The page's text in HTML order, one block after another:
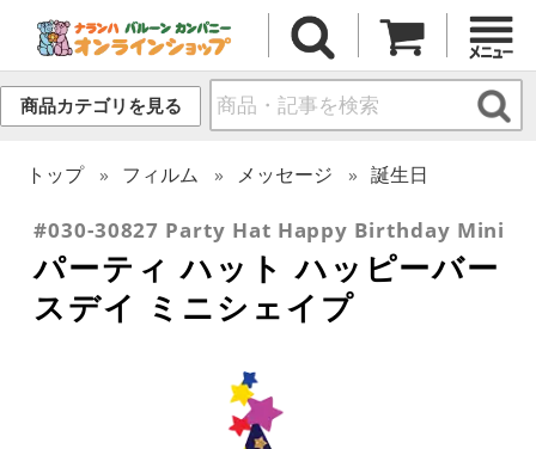
商品カテゴリを見る
トップ フィルム メッセージ 誕生日
#030-30827 Party Hat Happy Birthday Mini
パーティ ハット ハッピーバー
スデイ ミニシェイプ